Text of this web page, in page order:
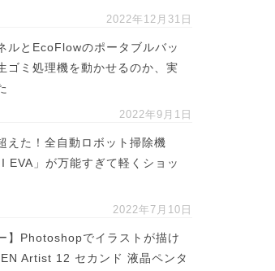
2022年12月31日
ルとEcoFlowのポータブルバッ
ゴミ処理機を動かせるのか、実
2022年9月1日
えた！全自動ロボット掃除機
EVA」が万能すぎて軽くショッ
2022年7月10日
】Photoshopでイラストが描け
Artist 12 セカンド 液晶ペンタ